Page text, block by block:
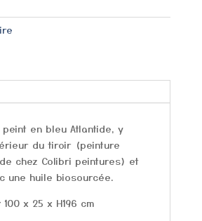
peint en bleu Atlantide, y
du tiroir (peinture
chez Colibri peintures) et
une huile biosourcée.
100 x 25 x H196 cm